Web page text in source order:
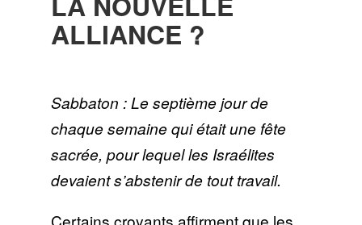
ALLIANCE ?
Sabbaton : Le septième jour de
chaque semaine qui était une fête
sacrée, pour lequel les Israélites
devaient s’abstenir de tout travail.